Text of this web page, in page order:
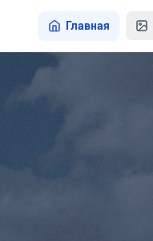
Главная